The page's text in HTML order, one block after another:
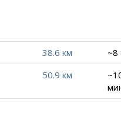
38.6 км ~8
50.9 км